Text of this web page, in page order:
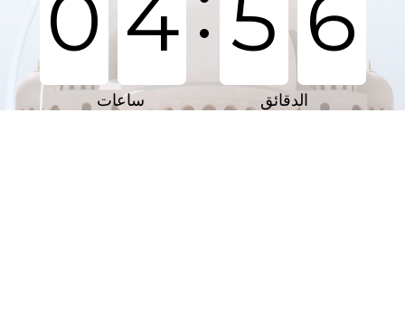
ساعات الدقائق